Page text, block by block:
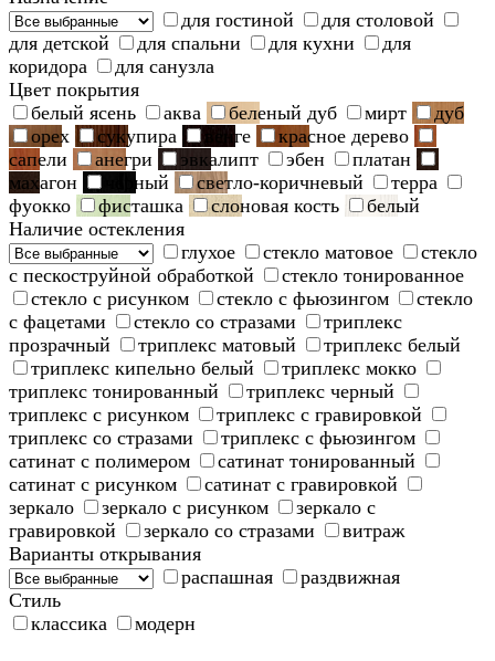
для гостиной
для столовой
для детской
для спальни для кухни
для
коридора
для санузла
Цвет покрытия
белый ясень
аква беленый дуб мирт
дуб
орех
сукупира венге
красное дерево
сапели
анегри эвкалипт эбен
платан
махагон
черный светло-коричневый
терра
фуокко
фисташка слоновая кость
белый
Наличие остекления
глухое
стекло матовое
стекло
с пескоструйной обработкой
стекло тонированное
стекло с рисунком
стекло с фьюзингом
стекло
с фацетами
стекло со стразами
триплекс
прозрачный
триплекс матовый
триплекс белый
триплекс кипельно белый
триплекс мокко
триплекс тонированный
триплекс черный
триплекс с рисунком
триплекс с гравировкой
триплекс со стразами
триплекс с фьюзингом
сатинат с полимером
сатинат тонированный
сатинат с рисунком
сатинат с гравировкой
зеркало
зеркало с рисунком
зеркало с
гравировкой
зеркало со стразами
витраж
Варианты открывания
распашная
раздвижная
Стиль
классика
модерн